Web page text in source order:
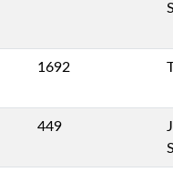
1692
449